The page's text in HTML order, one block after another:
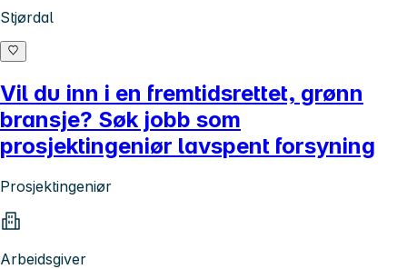
Stjørdal
Vil du inn i en fremtidsrettet, grønn
bransje? Søk jobb som
prosjektingeniør lavspent forsyning
Prosjektingeniør
Arbeidsgiver